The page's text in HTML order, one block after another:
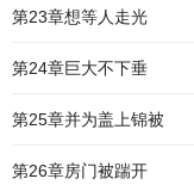
第23章想等人走光
第24章巨大不下垂
第25章并为盖上锦被
第26章房门被踹开